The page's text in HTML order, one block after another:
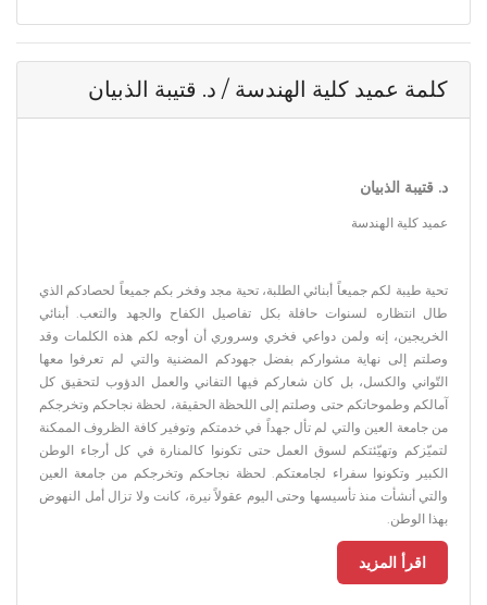
كلمة عميد كلية الهندسة / د. قتيبة الذبيان
د. قتيبة الذبيان
عميد كلية الهندسة
تحية طيبة لكم جميعاً أبنائي الطلبة، تحية مجد وفخر بكم جميعاً لحصادكم الذي
طال انتظاره لسنوات حافلة بكل تفاصيل الكفاح والجهد والتعب. أبنائي
الخريجين، إنه ولمن دواعي فخري وسروري أن أوجه لكم هذه الكلمات وقد
وصلتم إلى نهاية مشواركم بفضل جهودكم المضنية والتي لم تعرفوا معها
التّواني والكسل، بل كان شعاركم فيها التفاني والعمل الدؤوب لتحقيق كل
آمالكم وطموحاتكم حتى وصلتم إلى اللحظة الحقيقة، لحظة نجاحكم وتخرجكم
من جامعة العين والتي لم تأل جهداً في خدمتكم وتوفير كافة الظروف الممكنة
لتميّزكم وتهيّئتكم لسوق العمل حتى تكونوا كالمنارة في كل أرجاء الوطن
الكبير وتكونوا سفراء لجامعتكم. لحظة نجاحكم وتخرجكم من جامعة العين
والتي أنشأت منذ تأسيسها وحتى اليوم عقولاً نيرة، كانت ولا تزال أمل النهوض
بهذا الوطن.
اقرأ المزيد